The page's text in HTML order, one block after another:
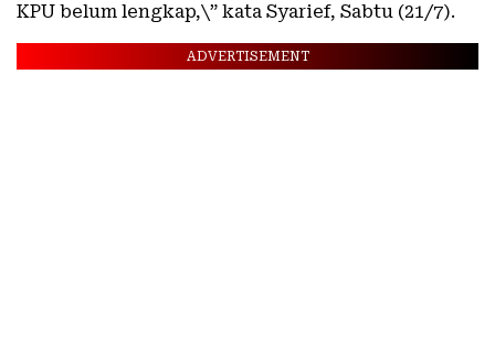
KPU belum lengkap,\” kata Syarief, Sabtu (21/7).
ADVERTISEMENT